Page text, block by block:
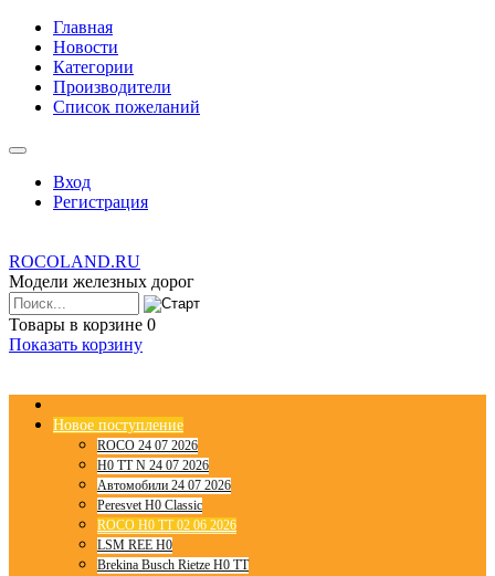
Главная
Новости
Категории
Производители
Список пожеланий
Вход
Регистрация
ROCOLAND.RU
Модели железных дорог
Товары в корзине 0
Показать корзину
Новое поступление
ROCO 24 07 2026
H0 TT N 24 07 2026
Автомобили 24 07 2026
Peresvet H0 Classic
ROCO H0 TT 02 06 2026
LSM REE H0
Brekina Busch Rietze H0 TT